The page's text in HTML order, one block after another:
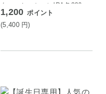
ター・セッションIPA各330m
l〕 ビール
1,200 ポイント
(5,400 円)